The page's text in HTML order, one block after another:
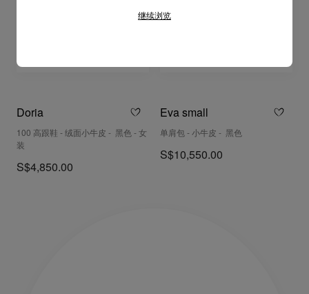
Doria
100 高跟鞋 - 绒面小牛皮 - 黑色 - 女
装
S$4,850.00
Eva small
单肩包 - 小牛皮 - 黑色
S$10,550.00
继续浏览